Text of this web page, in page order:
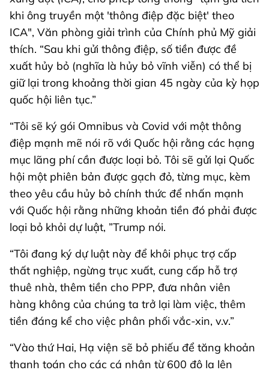
khi ông truyền một 'thông điệp đặc biệt' theo
ICA", Văn phòng giải trình của Chính phủ Mỹ giải
thích. “Sau khi gửi thông điệp, số tiền được đề
xuất hủy bỏ (nghĩa là hủy bỏ vĩnh viễn) có thể bị
giữ lại trong khoảng thời gian 45 ngày của kỳ họp
quốc hội liên tục.”
“Tôi sẽ ký gói Omnibus và Covid với một thông
điệp mạnh mẽ nói rõ với Quốc hội rằng các hạng
mục lãng phí cần được loại bỏ. Tôi sẽ gửi lại Quốc
hội một phiên bản được gạch đỏ, từng mục, kèm
theo yêu cầu hủy bỏ chính thức để nhấn mạnh
với Quốc hội rằng những khoản tiền đó phải được
loại bỏ khỏi dự luật, ”Trump nói.
“Tôi đang ký dự luật này để khôi phục trợ cấp
thất nghiệp, ngừng trục xuất, cung cấp hỗ trợ
thuê nhà, thêm tiền cho PPP, đưa nhân viên
hàng không của chúng ta trở lại làm việc, thêm
tiền đáng kể cho việc phân phối vắc-xin, v.v.”
“Vào thứ Hai, Hạ viện sẽ bỏ phiếu để tăng khoản
thanh toán cho các cá nhân từ 600 đô la lên